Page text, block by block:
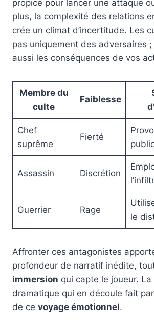
propice pour lancer une attaque
plus, la complexité des relations
crée un climat d’incertitude. Les
pas uniquement des adversaires
aussi les conséquences de vos
Membre du
culte
Faiblesse
Chef
suprême
Fierté
Assassin Discrétion
Guerrier Rage
le
Affronter ces antagonistes
profondeur de narratif inédite,
immersion qui capte le joueur. La
dramatique qui en découle fait
de ce voyage émotionnel.